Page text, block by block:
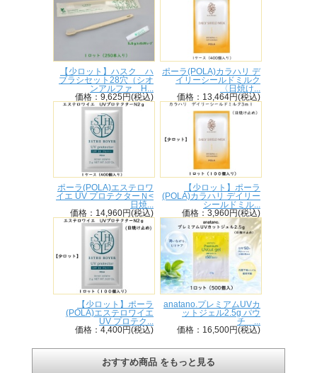
【少ロット】ハスク ハ
ブラシセット28穴（シオ
ンアルファ H...
価格：9,625円(税込)
ポーラ(POLA)カラハリ デ
イリーシールドミルク
〈日焼け...
価格：13,464円(税込)
ポーラ(POLA)エステロワ
イエ UV プロテクターＮ<
日焼...
価格：14,960円(税込)
【少ロット】ポーラ
(POLA)カラハリ デイリー
シールドミル...
価格：3,960円(税込)
【少ロット】ポーラ
(POLA)エステロワイエ
UV プロテク...
価格：4,400円(税込)
anatano.プレミアムUVカ
ットジェル2.5g パウ
チ ...
価格：16,500円(税込)
おすすめ商品 をもっと見る